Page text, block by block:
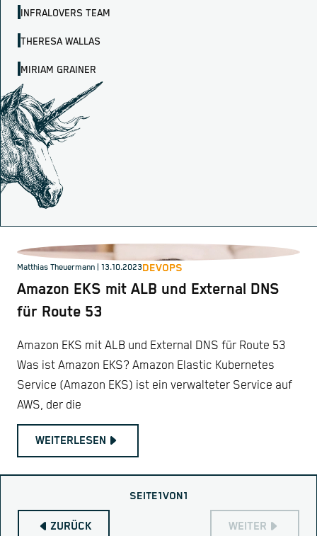
INFRALOVERS TEAM
THERESA WALLAS
MIRIAM GRAINER
Matthias Theuermann | 13.10.2023DEVOPS
Amazon EKS mit ALB und External DNS
für Route 53
Amazon EKS mit ALB und External DNS für Route 53
Was ist Amazon EKS? Amazon Elastic Kubernetes
Service (Amazon EKS) ist ein verwalteter Service auf
AWS, der die
WEITERLESEN
ZURÜCK
SEITE1VON1
WEITER